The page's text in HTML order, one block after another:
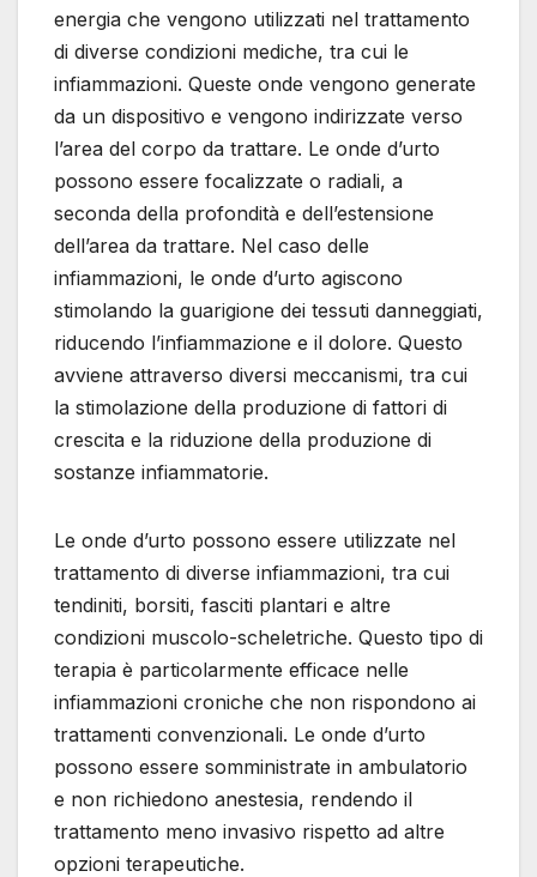
energia che vengono utilizzati nel trattamento
di diverse condizioni mediche, tra cui le
infiammazioni. Queste onde vengono generate
da un dispositivo e vengono indirizzate verso
l’area del corpo da trattare. Le onde d’urto
possono essere focalizzate o radiali, a
seconda della profondità e dell’estensione
dell’area da trattare. Nel caso delle
infiammazioni, le onde d’urto agiscono
stimolando la guarigione dei tessuti danneggiati,
riducendo l’infiammazione e il dolore. Questo
avviene attraverso diversi meccanismi, tra cui
la stimolazione della produzione di fattori di
crescita e la riduzione della produzione di
sostanze infiammatorie.
Le onde d’urto possono essere utilizzate nel
trattamento di diverse infiammazioni, tra cui
tendiniti, borsiti, fasciti plantari e altre
condizioni muscolo-scheletriche. Questo tipo di
terapia è particolarmente efficace nelle
infiammazioni croniche che non rispondono ai
trattamenti convenzionali. Le onde d’urto
possono essere somministrate in ambulatorio
e non richiedono anestesia, rendendo il
trattamento meno invasivo rispetto ad altre
opzioni terapeutiche.